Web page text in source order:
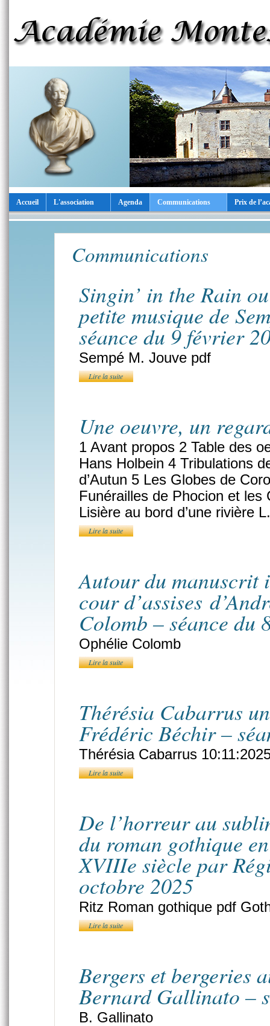
Accueil L'association Agenda Communications Prix de
Communications
Singin’ in the Rain
petite musique de
séance du 9 février
Sempé M. Jouve pdf
Lire la suite
Une oeuvre, un
1 Avant propos 2 Table des
Hans Holbein 4 Tribulations
d’Autun 5 Les Globes de
Funérailles de Phocion et les
Lisière au bord d’une rivière
Lire la suite
Autour du manuscrit
cour d’assises
Colomb – séance du
Ophélie Colomb
Lire la suite
Thérésia Cabarrus
Frédéric Béchir –
Thérésia Cabarrus
Lire la suite
De l’horreur au
du roman gothique
XVIIIe siècle par
octobre 2025
Ritz Roman gothique pdf
Lire la suite
Bergers et bergeries
Bernard Gallinato –
B. Gallinato